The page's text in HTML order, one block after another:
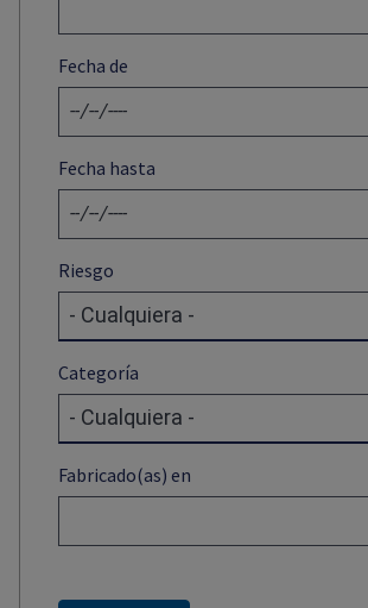
Fecha de
Fecha hasta
Riesgo
Categoría
Fabricado(as) en